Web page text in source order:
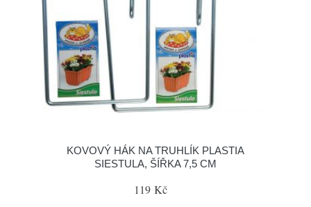
KOVOVÝ HÁK NA TRUHLÍK PLASTIA
SIESTULA, ŠÍŘKA 7,5 CM
119 Kč